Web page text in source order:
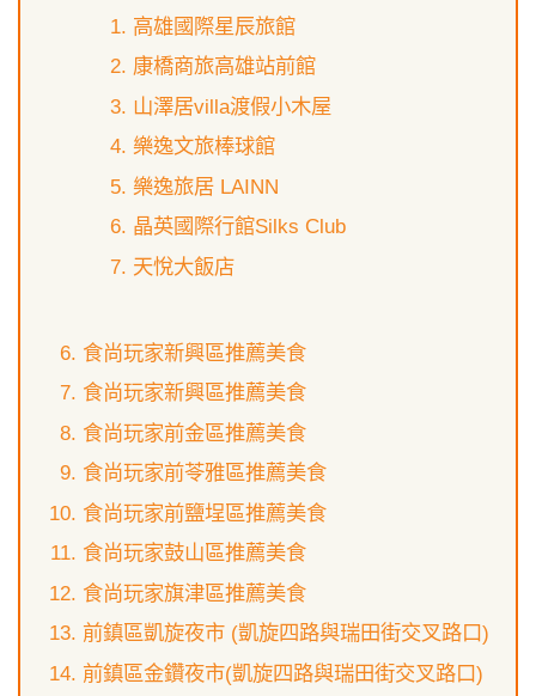
高雄國際星辰旅館
康橋商旅高雄站前館
山澤居villa渡假小木屋
樂逸文旅棒球館
樂逸旅居 LAINN
晶英國際行館Silks Club
天悅大飯店
食尚玩家新興區推薦美食
食尚玩家新興區推薦美食
食尚玩家前金區推薦美食
食尚玩家前苓雅區推薦美食
食尚玩家前鹽埕區推薦美食
食尚玩家鼓山區推薦美食
食尚玩家旗津區推薦美食
前鎮區凱旋夜市 (凱旋四路與瑞田街交叉路口)
前鎮區金鑽夜市(凱旋四路與瑞田街交叉路口)